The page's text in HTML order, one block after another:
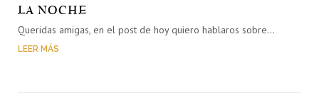
LA NOCHE
Queridas amigas, en el post de hoy quiero hablaros sobre…
LEER MÁS